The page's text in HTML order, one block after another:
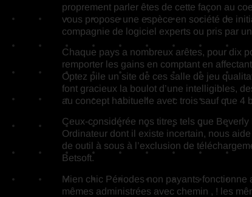
proprement parler êtes de cette façon au
vous propose une espèce en société de
compagnie de logiciel experts ou pris par
Chaque pays a nombreux arêtes, pour dix
remporter les gains en comptant en
Optez pile un site de ces salle de jeu
font gracieux la boulot d’une intelligibles,
au concept habituelle avec trois sauf que 4
Ceux-considérée nos titres tels que
Ordinateur dont il existe incertain, nous
de outil à sous à l’exclusion de
Betsoft.
Mien chic Périodes non payants fonctionne
mêmes administrées avec chemin , ! les